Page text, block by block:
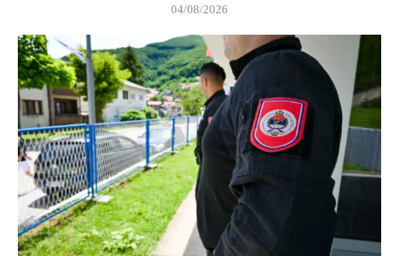
04/08/2026